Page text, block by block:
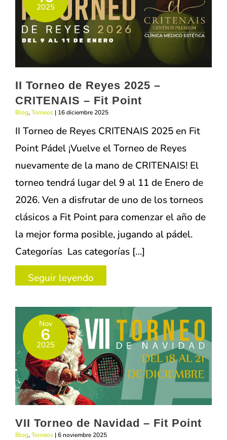
PARC
–
FITPOINT
2025
II Torneo de Reyes 2025 –
CRITENAIS – Fit Point
Blog, Torneos | 16 diciembre 2025
II Torneo de Reyes CRITENAIS 2025 en Fit
Point Pádel ¡Vuelve el Torneo de Reyes
nuevamente de la mano de CRITENAIS! El
torneo tendrá lugar del 9 al 11 de Enero de
2026. Ven a disfrutar de uno de los torneos
clásicos a Fit Point para comenzar el año de
la mejor forma posible, jugando al pádel.
Categorías Las categorías […]
II
Reyes
2025
–
CRITENAIS
–
Point
Seguir leyendo
Nov
6
2025
VII Torneo de Navidad – Fit Point
Blog, Torneos |6 noviembre 2025